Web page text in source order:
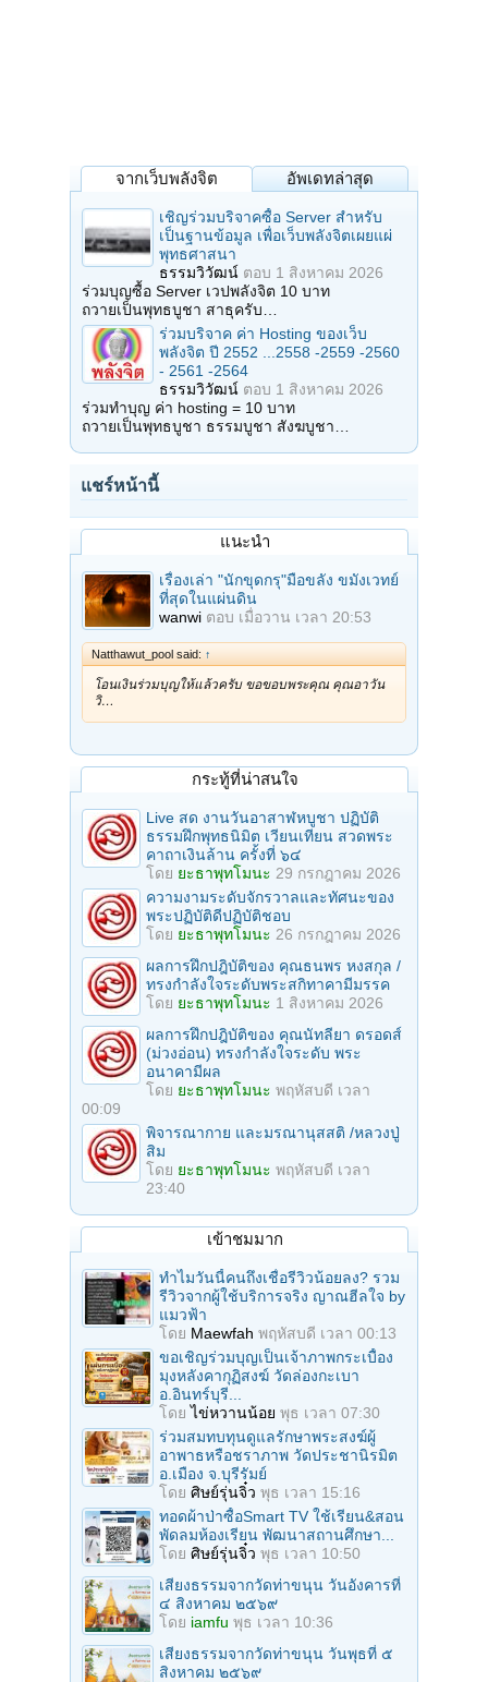
จากเว็บพลังจิต อัพเดทล่าสุด
เชิญร่วมบริจาคซื้อ Server สำหรับ
เป็นฐานข้อมูล เพื่อเว็บพลังจิตเผยแผ่
พุทธศาสนา
ธรรมวิวัฒน์ ตอบ 1 สิงหาคม 2026
ร่วมบุญซื้อ Server เวปพลังจิต 10 บาท
ถวายเป็นพุทธบูชา สาธุครับ…
ร่วมบริจาค ค่า Hosting ของเว็บ
พลังจิต ปี 2552 ...2558 -2559 -2560
- 2561 -2564
ธรรมวิวัฒน์ ตอบ 1 สิงหาคม 2026
ร่วมทำบุญ ค่า hosting = 10 บาท
ถวายเป็นพุทธบูชา ธรรมบูชา สังฆบูชา…
แชร์หน้านี้
แนะนำ
เรื่องเล่า "นักขุดกรุ"มือขลัง ขมังเวทย์
ที่สุดในแผ่นดิน
wanwi ตอบ เมื่อวาน เวลา 20:53
Natthawut_pool said: ↑
โอนเงินร่วมบุญให้แล้วครับ ขอขอบพระคุณ คุณอาวัน
วิ…
กระทู้ที่น่าสนใจ
Live สด งานวันอาสาฬหบูชา ปฏิบัติ
ธรรมฝึกพุทธนิมิต เวียนเทียน สวดพระ
คาถาเงินล้าน ครั้งที่ ๖๔
โดย ยะธาพุทโมนะ 29 กรกฎาคม 2026
ความงามระดับจักรวาลและทัศนะของ
พระปฏิบัติดีปฏิบัติชอบ
โดย ยะธาพุทโมนะ 26 กรกฎาคม 2026
ผลการฝึกปฎิบัติของ คุณธนพร หงสกุล /
ทรงกำลังใจระดับพระสกิทาคามีมรรค
โดย ยะธาพุทโมนะ 1 สิงหาคม 2026
ผลการฝึกปฎิบัติของ คุณนัทลียา ดรอดส์
(ม่วงอ่อน) ทรงกำลังใจระดับ พระ
อนาคามีผล
โดย ยะธาพุทโมนะ พฤหัสบดี เวลา
00:09
พิจารณากาย และมรณานุสสติ /หลวงปู่
สิม
โดย ยะธาพุทโมนะ พฤหัสบดี เวลา
23:40
เข้าชมมาก
ทำไมวันนี้คนถึงเชื่อรีวิวน้อยลง? รวม
รีวิวจากผู้ใช้บริการจริง ญาณฮีลใจ by
แมวฟ้า
โดย Maewfah พฤหัสบดี เวลา 00:13
ขอเชิญร่วมบุญเป็นเจ้าภาพกระเบื้อง
มุงหลังคากุฏิสงฆ์ วัดล่องกะเบา
อ.อินทร์บุรี...
โดยไข่หวานน้อย พุธ เวลา 07:30
ร่วมสมทบทุนดูแลรักษาพระสงฆ์ผู้
อาพาธหรือชราภาพ วัดประชานิรมิต
อ.เมือง จ.บุรีรัมย์
โดย ศิษย์รุ่นจิ๋ว พุธ เวลา 15:16
ทอดผ้าป่าซื้อSmart TV ใช้เรียน&สอน
พัดลมห้องเรียน พัฒนาสถานศึกษา...
โดย ศิษย์รุ่นจิ๋ว พุธ เวลา 10:50
เสียงธรรมจากวัดท่าขนุน วันอังคารที่
๔ สิงหาคม ๒๕๖๙
โดย iamfu พุธ เวลา 10:36
เสียงธรรมจากวัดท่าขนุน วันพุธที่ ๕
สิงหาคม ๒๕๖๙